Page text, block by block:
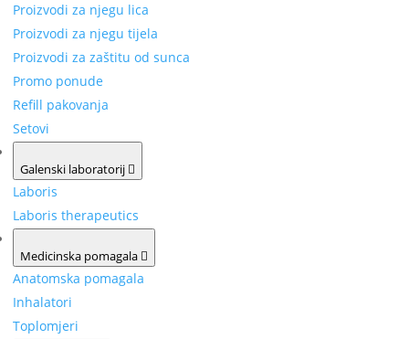
Proizvodi za njegu lica
Proizvodi za njegu tijela
Proizvodi za zaštitu od sunca
Promo ponude
Refill pakovanja
Setovi
Galenski laboratorij
Laboris
Laboris therapeutics
Medicinska pomagala
Anatomska pomagala
Inhalatori
Toplomjeri